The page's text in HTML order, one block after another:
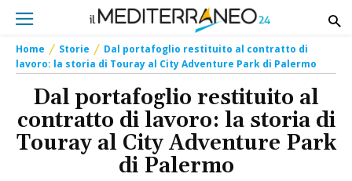
Home Storie
Dal portafoglio restituito al contratto di
lavoro: la storia di Touray al City Adventure Park di Palermo
Dal portafoglio restituito al
contratto di lavoro: la storia di
Touray al City Adventure Park
di Palermo